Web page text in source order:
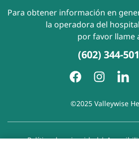
Para obtener información en
la operadora del
por favor llame
(602) 344-
©2025 Valleywise
Política de privacidad|